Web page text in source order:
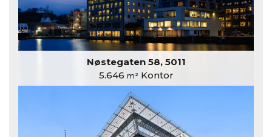
Nøstegaten 58, 5011
5.646 m²Kontor